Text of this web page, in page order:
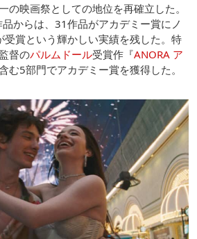
の映画祭としての地位を再確立した。
からは、31作品がアカデミー賞にノ
受賞という輝かしい実績を残した。特
監督のパルムドール受賞作『ANORA ア
む5部門でアカデミー賞を獲得した。